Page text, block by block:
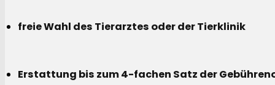
freie Wahl des Tierarztes oder der Tierklinik
Erstattung bis zum 4-fachen Satz der